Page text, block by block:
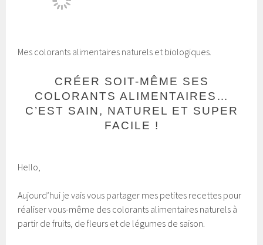
Mes colorants alimentaires naturels et biologiques.
CRÉER SOIT-MÊME SES
COLORANTS ALIMENTAIRES…
C’EST SAIN, NATUREL ET SUPER
FACILE !
Hello,
Aujourd’hui je vais vous partager mes petites recettes pour
réaliser vous-même des colorants alimentaires naturels à
partir de fruits, de fleurs et de légumes de saison.